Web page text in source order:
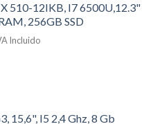
510-12IKB, I7 6500U,12.3"
256GB SSD
Incluido
15,6", I5 2,4 Ghz, 8 Gb